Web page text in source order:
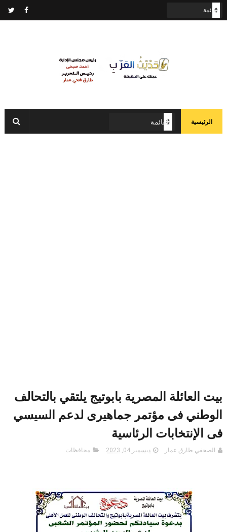
الرئيسية
بيت العائلة المصرية بابوتيج يلتقي بالتحالف
الوطني فى مؤتمر جماهيرى لدعم السيسي
فى الإنتخابات الرئاسية
الصحفي طارق عمار ديسمبر 04, 2023 محافظات